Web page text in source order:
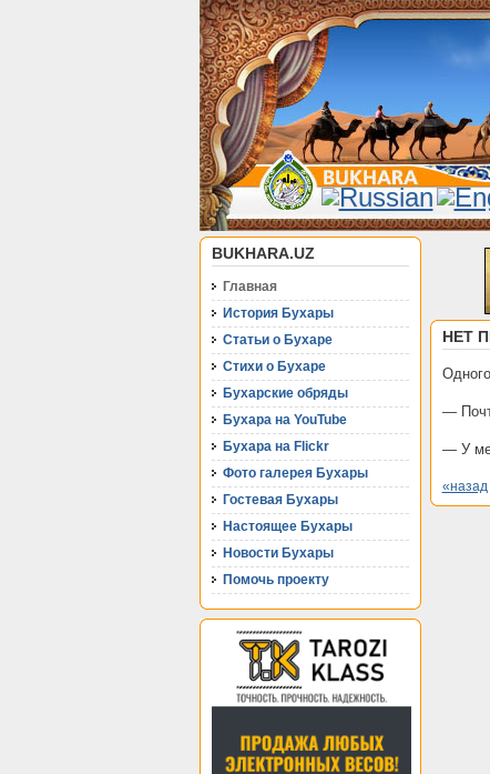
BUKHARA.UZ
Главная
История Бухары
Статьи о Бухаре
Стихи о Бухаре
Бухарские обряды
Бухара на YouTube
Бухара на Flickr
Фото галерея Бухары
Гостевая Бухары
Настоящее Бухары
Новости Бухары
Помочь проекту
НЕТ
—
— У
«назад